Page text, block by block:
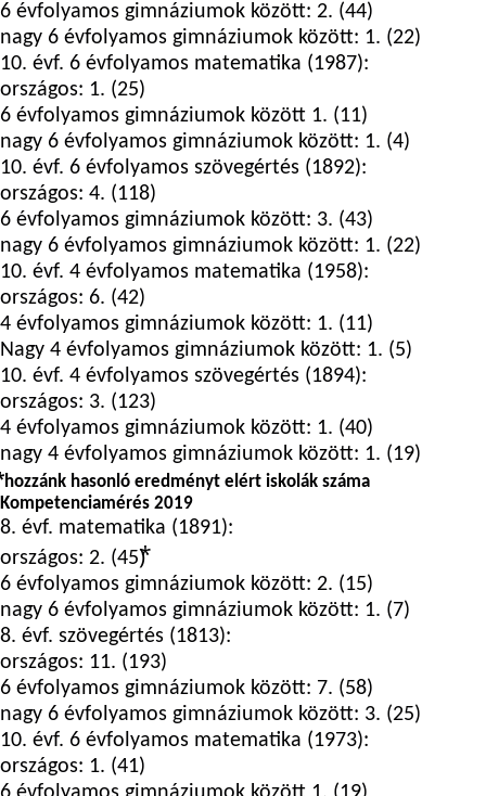
6 évfolyamos gimnáziumok között: 2. (44)
nagy 6 évfolyamos gimnáziumok között: 1. (22)
10. évf. 6 évfolyamos matematika (1987):
országos: 1. (25)
6 évfolyamos gimnáziumok között 1. (11)
nagy 6 évfolyamos gimnáziumok között: 1. (4)
10. évf. 6 évfolyamos szövegértés (1892):
országos: 4. (118)
6 évfolyamos gimnáziumok között: 3. (43)
nagy 6 évfolyamos gimnáziumok között: 1. (22)
10. évf. 4 évfolyamos matematika (1958):
országos: 6. (42)
4 évfolyamos gimnáziumok között: 1. (11)
Nagy 4 évfolyamos gimnáziumok között: 1. (5)
10. évf. 4 évfolyamos szövegértés (1894):
országos: 3. (123)
4 évfolyamos gimnáziumok között: 1. (40)
nagy 4 évfolyamos gimnáziumok között: 1. (19)
⃰ hozzánk hasonló eredményt elért iskolák száma
Kompetenciamérés 2019
8. évf. matematika (1891):
országos: 2. (45)⃰
6 évfolyamos gimnáziumok között: 2. (15)
nagy 6 évfolyamos gimnáziumok között: 1. (7)
8. évf. szövegértés (1813):
országos: 11. (193)
6 évfolyamos gimnáziumok között: 7. (58)
nagy 6 évfolyamos gimnáziumok között: 3. (25)
10. évf. 6 évfolyamos matematika (1973):
országos: 1. (41)